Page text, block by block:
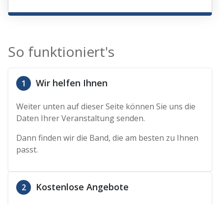
So funktioniert's
1 Wir helfen Ihnen
Weiter unten auf dieser Seite können Sie uns die
Daten Ihrer Veranstaltung senden.
Dann finden wir die Band, die am besten zu Ihnen
passt.
2 Kostenlose Angebote